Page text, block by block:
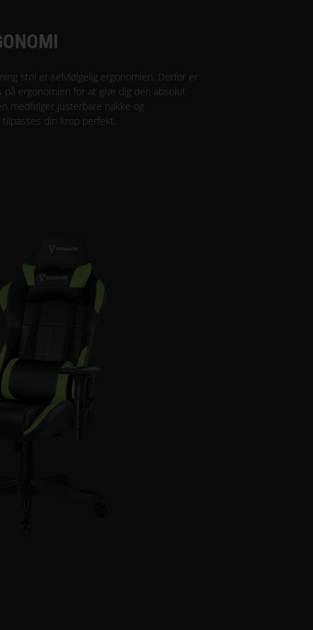
stol er selvfølgelig ergonomien. Derfor er
på ergonomien for at give dig den absolut
medfølger justerbare nakke og
din krop perfekt.